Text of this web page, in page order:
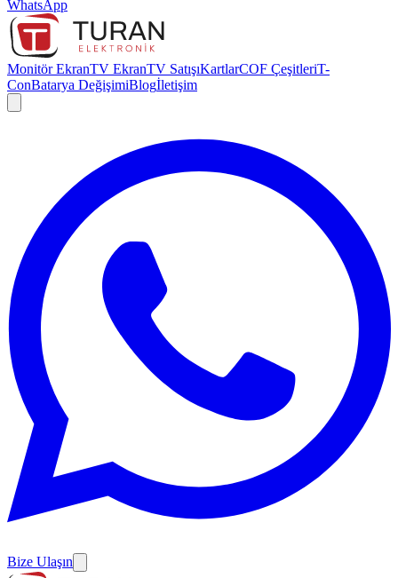
WhatsApp
Monitör EkranTV EkranTV SatışıKartlarCOF ÇeşitleriT-
ConBatarya DeğişimiBlogİletişim
Bize Ulaşın